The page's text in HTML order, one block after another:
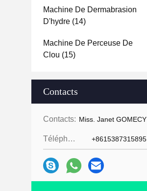
Machine De Dermabrasion
D'hydre (14)
Machine De Perceuse De
Clou (15)
Contacts
Contacts: Miss. Janet GOMECY
Téléphone: +8615387315895